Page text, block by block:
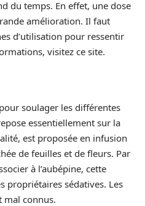
du temps. En effet, une dose
amélioration. Il faut
d’utilisation pour ressentir
visitez ce site.
soulager les différentes
essentiellement sur la
est proposée en infusion
de feuilles et de fleurs. Par
à l’aubépine, cette
propriétaires sédatives. Les
mal connus.